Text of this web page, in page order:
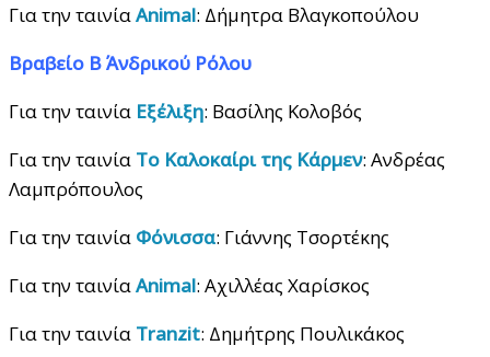
Για την ταινίαAnimal: Δήμητρα Βλαγκοπούλου
Βραβείο Β΄ Ανδρικού Ρόλου
Για την ταινία Εξέλιξη: Βασίλης Κολοβός
Για την ταινία Το Καλοκαίρι της Κάρμεν: Ανδρέας
Λαμπρόπουλος
Για την ταινία Φόνισσα: Γιάννης Τσορτέκης
Για την ταινίαAnimal: Αχιλλέας Χαρίσκος
Για την ταινία Tranzit: Δημήτρης Πουλικάκος